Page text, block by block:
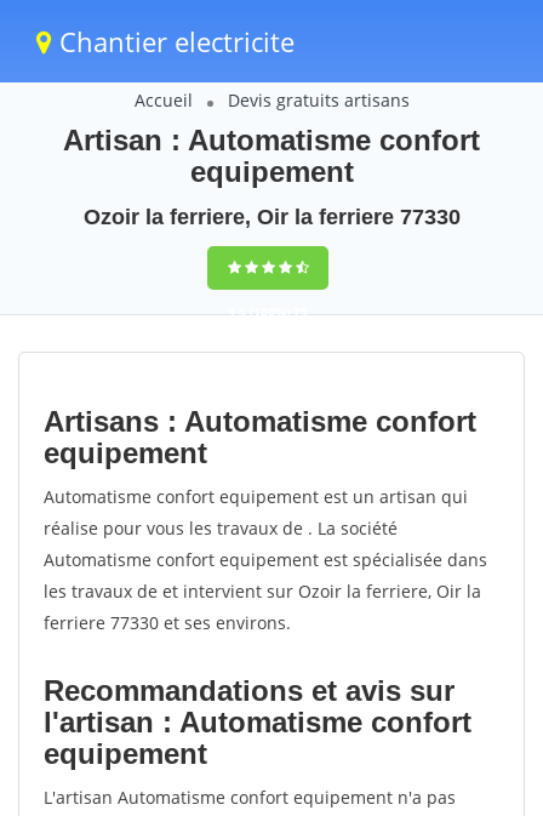
Chantier electricite
Accueil Devis gratuits artisans
Artisan : Automatisme confort
equipement
Ozoir la ferriere, Oir la ferriere 77330
9,5(100%)75
votes
Artisans : Automatisme confort
equipement
Automatisme confort equipement est un artisan qui
réalise pour vous les travaux de . La société
Automatisme confort equipement est spécialisée dans
les travaux de et intervient sur Ozoir la ferriere, Oir la
ferriere 77330 et ses environs.
Recommandations et avis sur
l'artisan : Automatisme confort
equipement
L'artisan Automatisme confort equipement n'a pas